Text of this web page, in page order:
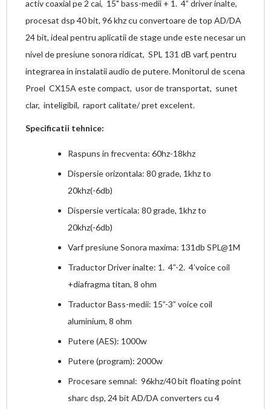
activ coaxial pe 2 cai, 15" bass-medii + 1. 4” driver inalte,
procesat dsp 40 bit, 96 khz cu convertoare de top AD/DA
24 bit, ideal pentru aplicatii de stage unde este necesar un
nivel de presiune sonora ridicat, SPL 131 dB varf, pentru
integrarea in instalatii audio de putere. Monitorul de scena
Proel CX15A este compact, usor de transportat, sunet
clar, inteligibil, raport calitate/ pret excelent.
Specificatii tehnice:
Raspuns in frecventa: 60hz-18khz
Dispersie orizontala: 80 grade, 1khz to
20khz(-6db)
Dispersie verticala: 80 grade, 1khz to
20khz(-6db)
Varf presiune Sonora maxima: 131db SPL@1M
Traductor Driver inalte: 1. 4”-2. 4’voice coil
+diafragma titan, 8 ohm
Traductor Bass-medii: 15”-3” voice coil
aluminium, 8 ohm
Putere (AES): 1000w
Putere (program): 2000w
Procesare semnal: 96khz/40 bit floating point
sharc dsp, 24 bit AD/DA converters cu 4